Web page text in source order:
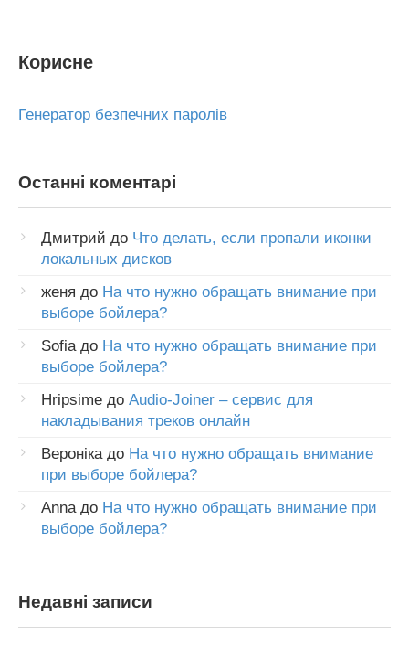
Корисне
Генератор безпечних паролів
Останні коментарі
Дмитрий до Что делать, если пропали иконки
локальных дисков
женя до На что нужно обращать внимание при
выборе бойлера?
Sofiaдо На что нужно обращать внимание при
выборе бойлера?
Hripsime до Audio-Joiner – сервис для
накладывания треков онлайн
Веронікадо На что нужно обращать внимание
при выборе бойлера?
Annaдо На что нужно обращать внимание при
выборе бойлера?
Недавні записи